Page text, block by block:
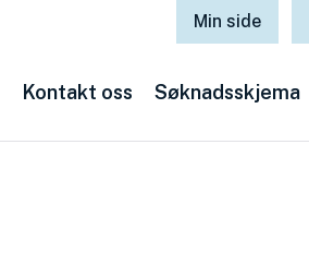
Min side
Kontakt oss Søknadsskjema